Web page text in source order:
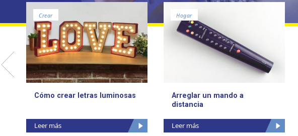
Crear
Cómo crear letras luminosas
Leer más
Hogar
Arreglar un mando a
distancia
Leer más